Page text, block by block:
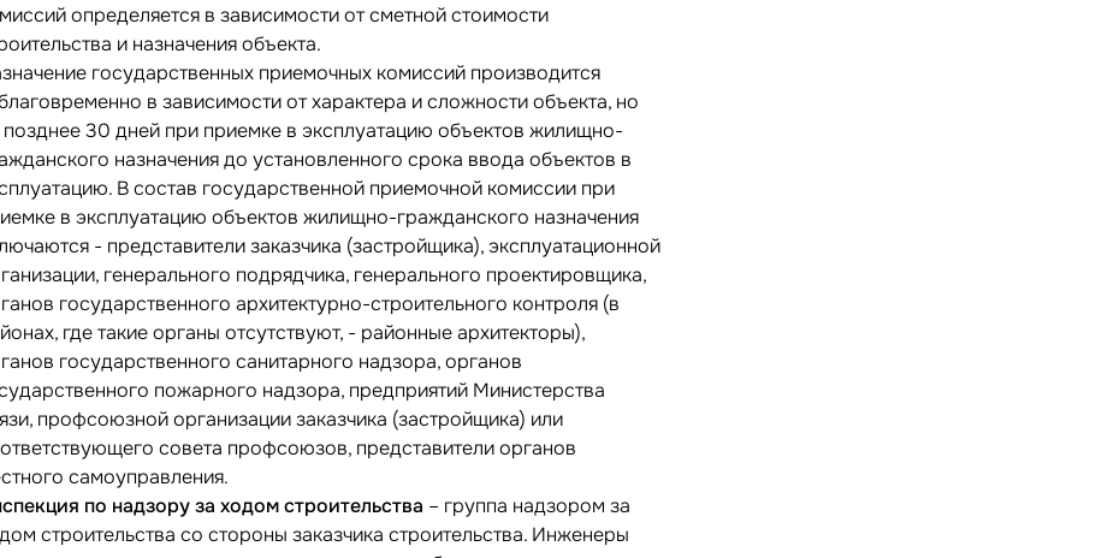
определяется в зависимости от сметной стоимости
и назначения объекта.
государственных приемочных комиссий производится
в зависимости от характера и сложности объекта, но
позднее 30 дней при приемке в эксплуатацию объектов жилищно-
назначения до установленного срока ввода объектов в
В состав государственной приемочной комиссии при
в эксплуатацию объектов жилищно-гражданского назначения
- представители заказчика (застройщика), эксплуатационной
генерального подрядчика, генерального проектировщика,
государственного архитектурно-строительного контроля (в
где такие органы отсутствуют, - районные архитекторы),
государственного санитарного надзора, органов
пожарного надзора, предприятий Министерства
профсоюзной организации заказчика (застройщика) или
совета профсоюзов, представители органов
самоуправления.
по надзору за ходом строительства – группа надзором за
строительства со стороны заказчика строительства. Инженеры